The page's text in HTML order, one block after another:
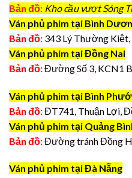
Bản đồ: Kho cầu vượt Sóng
Ván phủ phim tại Bình
Bản đồ: 343 Lý Thường Kiệt,
Ván phủ phim tại Đồng Nai
Bản đồ:Đường Số 3, KCN1
Ván phủ phim tại Bình
Bản đồ:ĐT741, Thuận Lợi,
Ván phủ phim tại Quảng
Bản đồ:Đường tránh Đồng
Ván phủ phim tại Đà Nẵng